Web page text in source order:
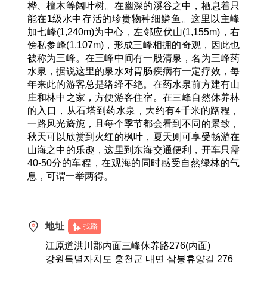
桦、檀木等阔叶树。在幽深的溪谷之中，栖息着只
能在1级水中存活的珍贵物种细鳞鱼。这里以主峰
加七峰(1,240m)为中心，左邻应伏山(1,155m)，右
傍私参峰(1,107m)，形成三峰相拥的奇观，因此也
被称为三峰。在三峰中间有一股清泉，名为三峰药
水泉，据说这里的泉水对胃肠疾病有一定疗效，每
年来此的游客总是络绎不绝。在药水泉前方建有山
庄和林中之家，方便游客住宿。在三峰自然休养林
的入口，从石塔到药水泉，大约有4千米的路程，
一路风光旖旎，且每个季节都会看到不同的景致，
秋天可以欣赏到火红的枫叶，夏天则可享受畅游在
山海之中的乐趣，这里到东海交通便利，开车只需
40-50分的车程，在观海的同时感受自然绿林的气
息，可谓一举两得。
地址 找路
江原道洪川郡内面三峰休养路276(内面)
강원특별자치도 홍천군 내면 삼봉휴양길 276